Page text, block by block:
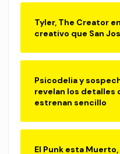
Tyler, The Creator
creativo que San
Psicodelia y
revelan los detalles
estrenan sencillo
El Punk esta